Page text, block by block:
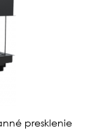
presklenie